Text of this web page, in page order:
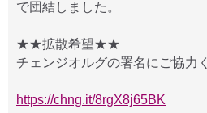
で団結しました。
★★拡散希望★★
チェンジオルグの署名にご協力
https://chng.it/8rgX8j65BK